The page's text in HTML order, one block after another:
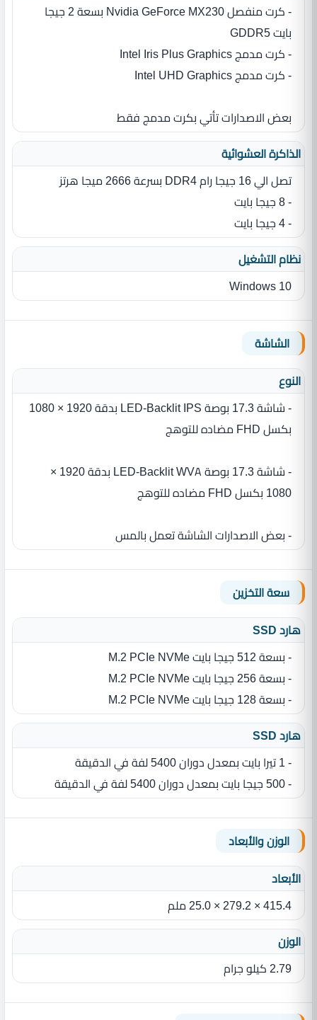
- كرت منفصل Nvidia GeForce MX230 بسعة 2 جيجا
بايت GDDR5
- كرت مدمج Intel Iris Plus Graphics
- كرت مدمج Intel UHD Graphics
بعض الاصدارات تأتي بكرت مدمج فقط
الذاكرة العشوائية
تصل الي 16 جيجا رام DDR4 بسرعة 2666 ميجا هرتز
- 8 جيجا بايت
- 4 جيجا بايت
نظام التشغيل
Windows 10
الشاشة
النوع
- شاشة 17.3 بوصة LED-Backlit IPS بدقة 1920 × 1080
بكسل FHD مضاده للتوهج
- شاشة 17.3 بوصة LED-Backlit WVA بدقة 1920 ×
1080 بكسل FHD مضاده للتوهج
- بعض الاصدارات الشاشة تعمل بالمس
سعة التخزين
هارد SSD
- بسعة 512 جيجا بايت M.2 PCIe NVMe
- بسعة 256 جيجا بايت M.2 PCIe NVMe
- بسعة 128 جيجا بايت M.2 PCIe NVMe
هارد SSD
- 1 تيرا بايت بمعدل دوران 5400 لفة في الدقيقة
- 500 جيجا بايت بمعدل دوران 5400 لفة في الدقيقة
الوزن والأبعاد
الأبعاد
415.4 × 279.2 × 25.0 ملم
الوزن
2.79 كيلو جرام